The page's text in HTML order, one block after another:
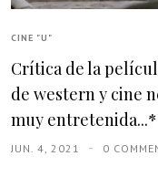
CINE "U"
Crítica de la
de western y cine
muy
JUN. 4, 2021 0